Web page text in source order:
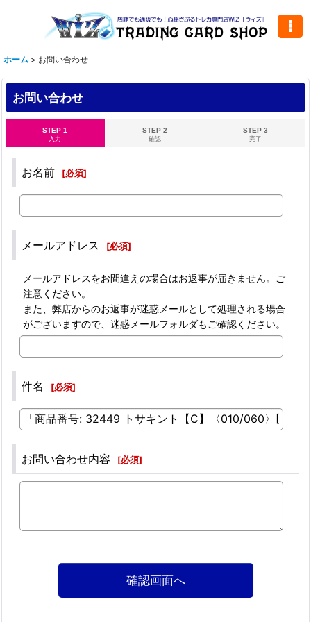
ホーム > お問い合わせ
お問い合わせ
STEP 1
入力
STEP 2
確認
STEP 3
完了
お名前 [必須]
メールアドレス [必須]
メールアドレスをお間違えの場合はお返事が届きません。ご
注意ください。
また、弊店からのお返事が迷惑メールとして処理される場合
がございますので、迷惑メールフォルダもご確認ください。
件名 [必須]
お問い合わせ内容 [必須]
確認画面へ